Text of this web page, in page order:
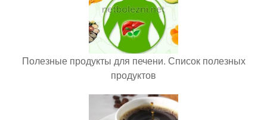
Полезные продукты для печени. Список полезных
продуктов